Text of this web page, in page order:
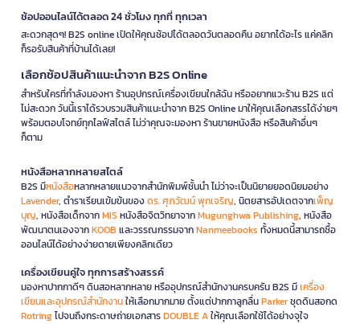
ช้อปออนไลน์ได้ตลอด 24 ชั่วโมง ทุกที่ ทุกเวลา
สะดวกสุดๆ! B2S online เปิดให้คุณช้อปได้ตลอดวันตลอดคืน อยากได้อะไร แค่คลิก
ก็รอรับสินค้าที่บ้านได้เลย!
เลือกช้อปสินค้าแนะนำจาก B2S Online
สำหรับใครที่กำลังมองหา ร้านอุปกรณ์เครื่องเขียนใกล้ฉัน หรืออยากแวะร้าน B2S แต่
ไม่สะดวก วันนี้เราได้รวบรวมสินค้าแนะนำจาก B2S Online มาให้คุณเลือกสรรได้ง่ายๆ
พร้อมตอบโจทย์ทุกไลฟ์สไตล์ ไม่ว่าคุณจะมองหา ร้านขายหนังสือ หรือสินค้าอื่นๆ
ก็ตาม
หนังสือหลากหลายสไตล์
B2S มีหนังสือหลากหลายแนวจากสำนักพิมพ์ชั้นนำ ไม่ว่าจะเป็นนิยายยอดนิยมอย่าง
Lavender, ตำราเรียนเข้มข้นของดร. ศุภวัฒน์ พุกเจริญ, นิตยสารอัปเดตจากเพ็ญ
บุญ, หนังสือเด็กจากMIS หนังสือจิตวิทยาจากMugunghwa Publishing, หนังสือ
พัฒนาตนเองจากKOOB และวรรณกรรมจากNanmeebooks ทั้งหมดนี้สามารถซื้อ
ออนไลน์ได้อย่างง่ายดายเพียงคลิกเดียว
เครื่องเขียนคู่ใจ ทุกการสร้างสรรค์
มองหาปากกาดีๆ ดินสอหลากหลาย หรืออุปกรณ์สำนักงานครบครัน B2S มีเครื่อง
เขียนและอุปกรณ์สำนักงานให้เลือกมากมาย ตั้งแต่ปากกาลูกลื่นParkerชุดดินสอกด
Rotringไปจนถึงกระดาษถ่ายเอกสารDOUBLE Aให้คุณเลือกใช้ได้อย่างจุใจ